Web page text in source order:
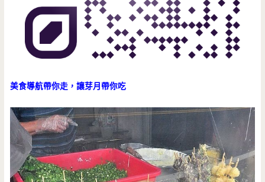
美食導航帶你走，讓芽月帶你吃